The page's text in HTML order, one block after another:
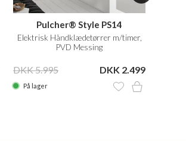
Pulcher® Style PS14
Elektrisk Håndklædetørrer m/timer,
PVD Messing
DKK 5.995 DKK 2.499
På lager